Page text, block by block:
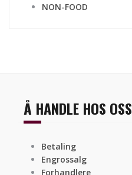
NON-FOOD
Å HANDLE HOS OSS
Betaling
Engrossalg
Forhandlere